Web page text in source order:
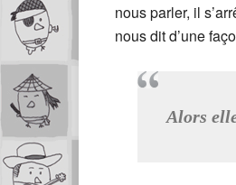
nous parler, il
nous dit d’une
Alors